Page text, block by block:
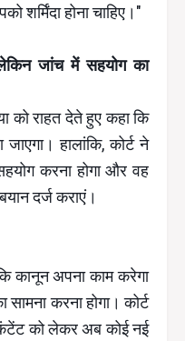
शर्मिंदा होना चाहिए।"
लेकिन जांच में सहयोग का
को राहत देते हुए कहा कि
हालांकि, कोर्ट ने
करना होगा और वह
दर्ज कराएं।
कानून अपना काम करेगा
सामना करना होगा। कोर्ट
को लेकर अब कोई नई